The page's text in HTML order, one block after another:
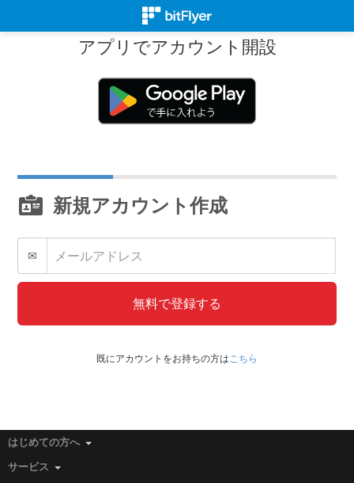
アプリでアカウント開設
新規アカウント作成
✉
無料で登録する
既にアカウントをお持ちの方はこちら
はじめての方へ
サービス